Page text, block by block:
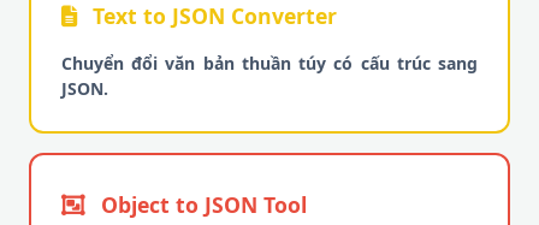
Text to JSON Converter
Chuyển đổi văn bản thuần túy có cấu trúc sang
JSON.
Object to JSON Tool